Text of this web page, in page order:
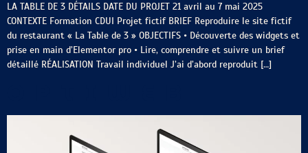
LA TABLE DE 3 DÉTAILS DATE DU PROJET 21 avril au 7 mai 2025
CONTEXTE Formation CDUI Projet fictif BRIEF Reproduire le site fictif
du restaurant « La Table de 3 » OBJECTIFS • Découverte des widgets et
prise en main d’Elementor pro • Lire, comprendre et suivre un brief
détaillé RÉALISATION Travail individuel J’ai d’abord reproduit […]